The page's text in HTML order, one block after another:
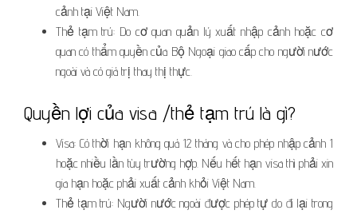
cảnh tại Việt Nam.
Thẻ tạm trú: Do cơ quan quản lý xuất nhập cảnh hoặc cơ
quan có thẩm quyền của Bộ Ngoại giao cấp cho người nước
ngoài và có giá trị thay thị thực.
Quyền lợi của visa /thẻ tạm trú là gì?
Visa: Có thời hạn không quá 12 tháng và cho phép nhập cảnh 1
hoặc nhiều lần tùy trường hợp. Nếu hết hạn visa thì phải xin
gia hạn hoặc phải xuất cảnh khỏi Việt Nam.
Thẻ tạm trú: Người nước ngoài được phép tự do đi lại trong